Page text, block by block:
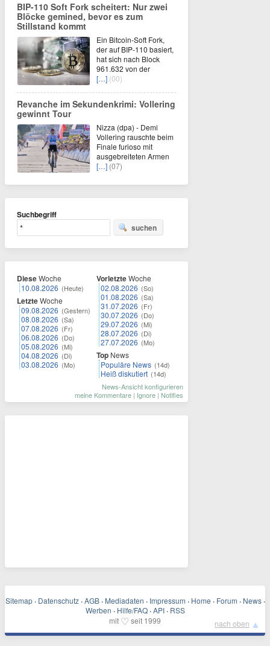
BIP-110 Soft Fork scheitert: Nur zwei
Blöcke gemined, bevor es zum
Stillstand kommt
Ein Bitcoin-Soft Fork,
der auf BIP-110 basiert,
hat sich nach Block
961.632 von der
[…] (00)
Revanche im Sekundenkrimi: Vollering
gewinnt Tour
Nizza (dpa) - Demi
Vollering rauschte beim
Finale furioso mit
ausgebreiteten Armen
[…] (07)
Suchbegriff
suchen
DieseWoche
10.08.2026 (Heute)
LetzteWoche
09.08.2026 (Gestern)
08.08.2026 (Sa)
07.08.2026 (Fr)
06.08.2026 (Do)
05.08.2026 (Mi)
04.08.2026 (Di)
03.08.2026 (Mo)
VorletzteWoche
02.08.2026 (So)
01.08.2026 (Sa)
31.07.2026 (Fr)
30.07.2026 (Do)
29.07.2026 (Mi)
28.07.2026 (Di)
27.07.2026 (Mo)
Top News
Populäre News (14d)
Heiß diskutiert (14d)
News-Ansicht konfigurieren
meine Kommentare | Ignore | Notifies
Sitemap · Datenschutz · AGB · Mediadaten · Impressum · Home · Forum · News ·
Werben · Hilfe/FAQ · API · RSS
mit ♡ seit 1999 nach oben ▲